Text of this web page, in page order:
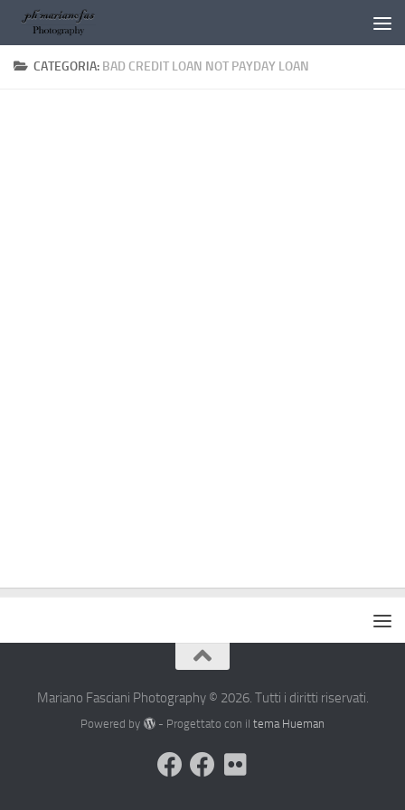
Salta al contenuto
CATEGORIA: BAD CREDIT LOAN NOT PAYDAY LOAN
Mariano Fasciani Photography © 2026. Tutti i diritti riservati.
Powered by - Progettato con il tema Hueman